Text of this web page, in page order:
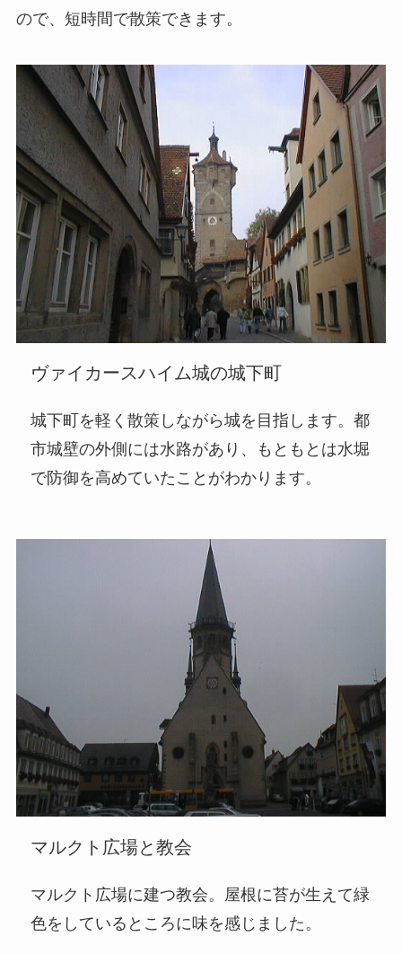
ので、短時間で散策できます。
ヴァイカースハイム城の城下町
城下町を軽く散策しながら城を目指します。都
市城壁の外側には水路があり、もともとは水堀
で防御を高めていたことがわかります。
マルクト広場と教会
マルクト広場に建つ教会。屋根に苔が生えて緑
色をしているところに味を感じました。